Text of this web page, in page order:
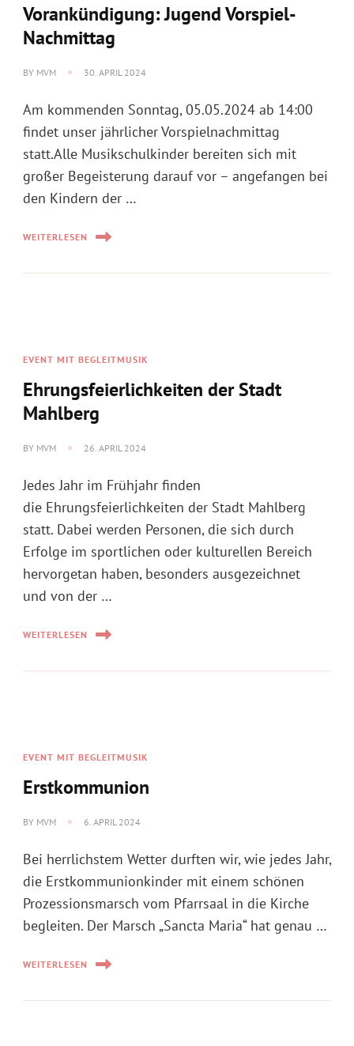
Vorankündigung: Jugend Vorspiel-
Nachmittag
BY MVM 30. APRIL 2024
Am kommenden Sonntag, 05.05.2024 ab 14:00
findet unser jährlicher Vorspielnachmittag
statt.Alle Musikschulkinder bereiten sich mit
großer Begeisterung darauf vor – angefangen bei
den Kindern der …
WEITERLESEN
EVENT MIT BEGLEITMUSIK
Ehrungsfeierlichkeiten der Stadt
Mahlberg
BY MVM 26. APRIL 2024
Jedes Jahr im Frühjahr finden
die Ehrungsfeierlichkeiten der Stadt Mahlberg
statt. Dabei werden Personen, die sich durch
Erfolge im sportlichen oder kulturellen Bereich
hervorgetan haben, besonders ausgezeichnet
und von der …
WEITERLESEN
EVENT MIT BEGLEITMUSIK
Erstkommunion
BY MVM 6. APRIL 2024
Bei herrlichstem Wetter durften wir, wie jedes Jahr,
die Erstkommunionkinder mit einem schönen
Prozessionsmarsch vom Pfarrsaal in die Kirche
begleiten. Der Marsch „Sancta Maria“ hat genau …
WEITERLESEN